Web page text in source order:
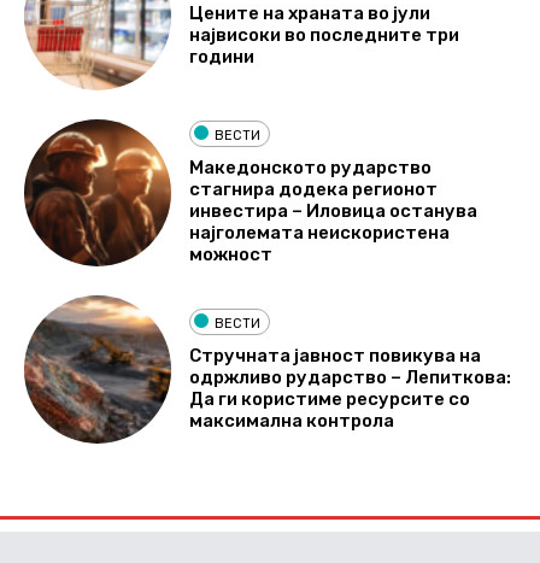
Цените на храната во јули
највисоки во последните три
години
ВЕСТИ
Македонското рударство
стагнира додека регионот
инвестира – Иловица останува
најголемата неискористена
можност
ВЕСТИ
Стручната јавност повикува на
одржливо рударство – Лепиткова:
Да ги користиме ресурсите со
максимална контрола